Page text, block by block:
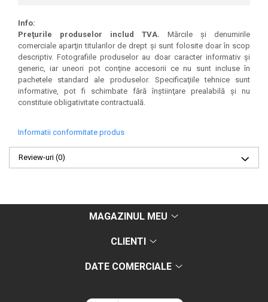
Info:
Preţurile produselor includ TVA. Mărcile şi denumirile
comerciale aparţin titularilor de drept şi sunt folosite doar în scop
descriptiv. Fotografiile produselor au doar caracter informativ şi
generic, iar uneori pot conţine accesorii ce nu sunt incluse în
pachetele standard ale produselor. Specificaţiile tehnice sunt
informative, pot fi schimbate fără înştiinţare prealabilă şi nu
constituie obligativitate contractuală.
Informatii conformitate produs
Review-uri (0)
MAGAZINUL MEU
CLIENTI
DATE COMERCIALE